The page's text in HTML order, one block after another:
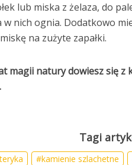
lub miska z żelaza, do
nich ognia. Dodatkowo
na zużyte zapałki.
magii natury dowiesz się z
kamienie szlachetne